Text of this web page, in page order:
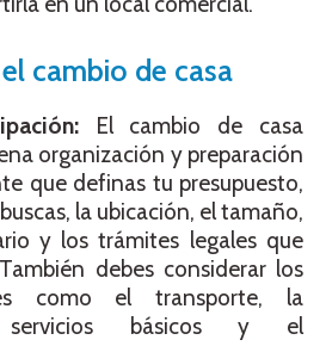
cambio de casa
El cambio de casa
organización y preparación
que definas tu presupuesto,
la ubicación, el tamaño,
y los trámites legales que
debes considerar los
como el transporte, la
servicios básicos y el